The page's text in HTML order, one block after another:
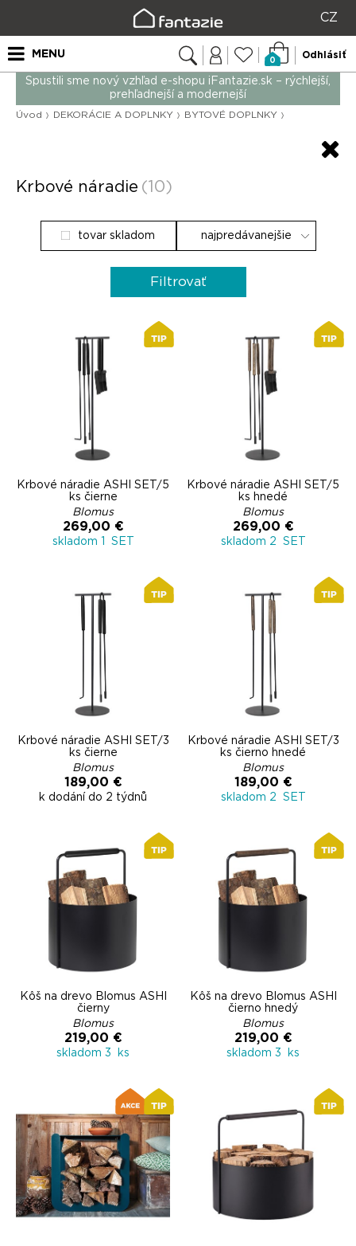
CZ
MENU
0
Odhlásiť
Spustili sme nový vzhľad e-shopu iFantazie.sk – rýchlejší,
prehľadnejší a modernejší
Úvod DEKORÁCIE A DOPLNKY BYTOVÉ DOPLNKY
Krbové náradie (10)
tovar skladom
Filtrovať
Krbové náradie ASHI SET/5
ks čierne
Blomus
269,00 €
skladom 1 SET
Krbové náradie ASHI SET/5
ks hnedé
Blomus
269,00 €
skladom 2 SET
Krbové náradie ASHI SET/3
ks čierne
Blomus
189,00 €
k dodání do 2 týdnů
Krbové náradie ASHI SET/3
ks čierno hnedé
Blomus
189,00 €
skladom 2 SET
Kôš na drevo Blomus ASHI
čierny
Blomus
219,00 €
skladom 3 ks
Kôš na drevo Blomus ASHI
čierno hnedý
Blomus
219,00 €
skladom 3 ks